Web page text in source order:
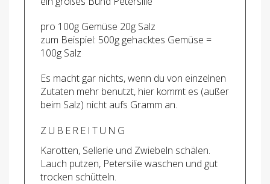
pro 100g Gemüse 20g Salz
zum Beispiel: 500g gehacktes Gemüse =
100g Salz
Es macht gar nichts, wenn du von einzelnen
Zutaten mehr benutzt, hier kommt es (außer
beim Salz) nicht aufs Gramm an.
ZUBEREITUNG
Karotten, Sellerie und Zwiebeln schälen.
Lauch putzen, Petersilie waschen und gut
trocken schütteln.